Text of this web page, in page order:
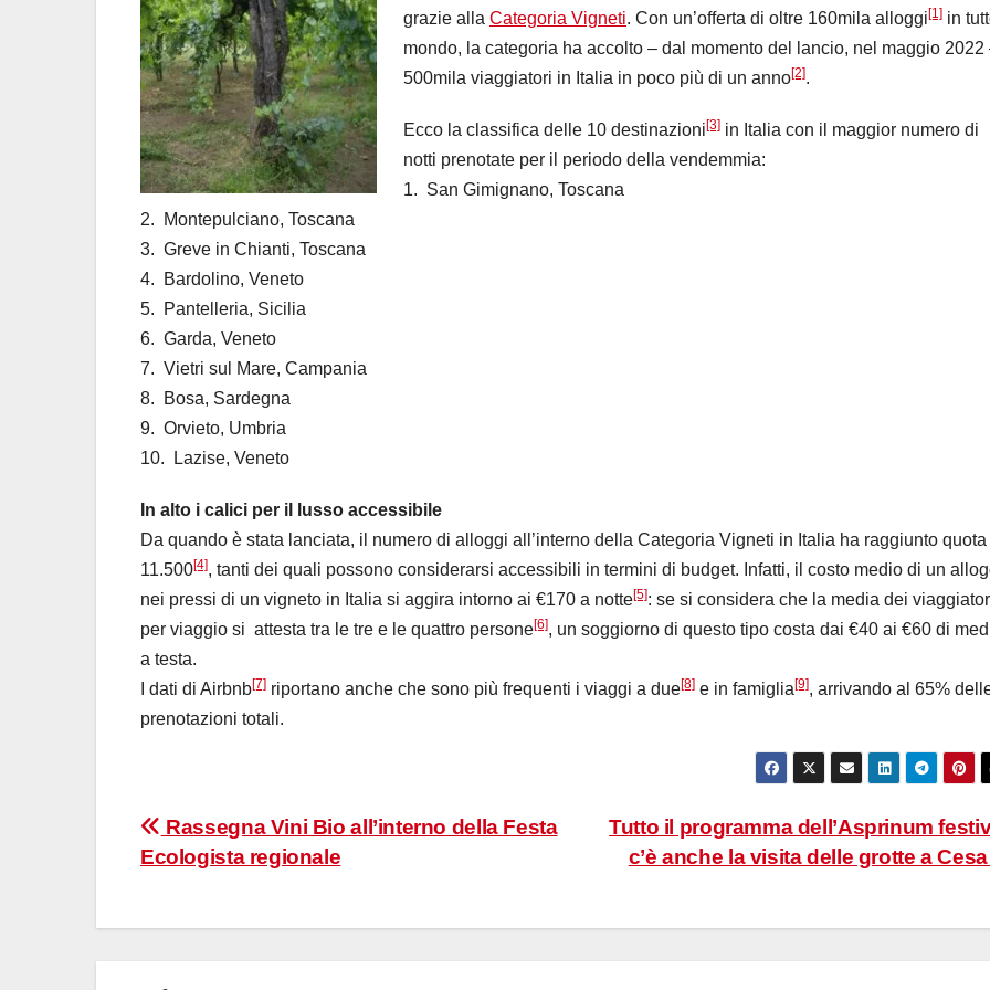
grazie alla Categoria Vigneti. Con un’offerta di oltre 160mila alloggi[1] in
mondo, la categoria ha accolto – dal momento del lancio, nel maggio 2022
500mila viaggiatori in Italia in poco più di un anno[2].
Ecco la classifica delle 10 destinazioni[3] in Italia con il maggior numero di
notti prenotate per il periodo della vendemmia:
1. San Gimignano, Toscana
2. Montepulciano, Toscana
3. Greve in Chianti, Toscana
4. Bardolino, Veneto
5. Pantelleria, Sicilia
6. Garda, Veneto
7. Vietri sul Mare, Campania
8. Bosa, Sardegna
9. Orvieto, Umbria
10. Lazise, Veneto
In alto i calici per il lusso accessibile
Da quando è stata lanciata, il numero di alloggi all’interno della Categoria Vigneti in Italia ha raggiunto quota
11.500[4], tanti dei quali possono considerarsi accessibili in termini di budget. Infatti, il costo medio di un
nei pressi di un vigneto in Italia si aggira intorno ai €170 a notte[5]: se si considera che la media dei
per viaggio si attesta tra le tre e le quattro persone[6], un soggiorno di questo tipo costa dai €40 ai €60 di
a testa.
I dati di Airbnb[7] riportano anche che sono più frequenti i viaggi a due[8] e in famiglia[9], arrivando al 65%
prenotazioni totali.
Navigazione
articoli
Tutto il programma dell’Asprinum
c’è anche la visita delle grotte a Cesa
Rassegna Vini Bio all’interno della Festa
Ecologista regionale